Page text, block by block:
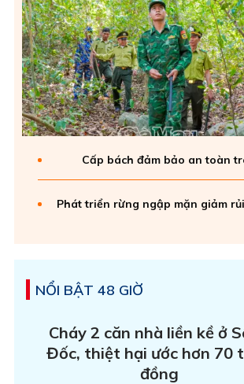
Cấp bách đảm bảo an toàn
Phát triển rừng ngập mặn giảm
NỔI BẬT 48 GIỜ
Cháy 2 căn nhà liền kề ở
Đốc, thiệt hại ước hơn 70
đồng